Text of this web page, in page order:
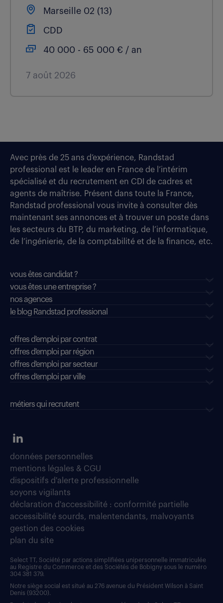
Marseille 02 (13)
CDD
40 000 - 65 000 € / an
7 août 2026
Avec près de 25 ans d’expérience, Randstad
professional est le leader en France de l’intérim
spécialisé et du recrutement en CDI de cadres et
agents de maîtrise. Présent dans toute la France,
Randstad professional vous invite à consulter dès
maintenant ses annonces et à trouver un poste dans
les secteurs du BTP, du marketing, de l’informatique,
de l’ingénierie, de la comptabilité et de la finance, etc.
vous êtes candidat ?
vous êtes une entreprise ?
nos agences
le blog Randstad professional
offres d'emploi par contrat
offres d'emploi par région
offres d'emploi par secteur
offres d’emploi par ville
métiers qui recrutent
données personnelles
mentions légales & CGU
dispositifs d'alerte professionnelle
soyons vigilants
déclaration d'accessibilité : conformité partielle
accessibilité sourds, malentendants, malvoyants
gestion des cookies
plan du site
Select TT, Société par actions simplifiées unipersonnelle immatriculée
au Registre du Commerce et des Sociétés de Bobigny sous le numéro
304 381 379.
Notre siège social est situé au 276 avenue du Président Wilson à Saint
Denis (93200).